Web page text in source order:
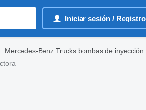
Iniciar sesión / Registro
Mercedes-Benz Trucks bombas de inyección